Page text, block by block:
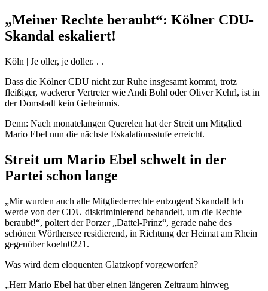
„Meiner Rechte beraubt“: Kölner CDU-
Skandal eskaliert!
Köln | Je oller, je doller. . .
Dass die Kölner CDU nicht zur Ruhe insgesamt kommt, trotz
fleißiger, wackerer Vertreter wie Andi Bohl oder Oliver Kehrl, ist in
der Domstadt kein Geheimnis.
Denn: Nach monatelangen Querelen hat der Streit um Mitglied
Mario Ebel nun die nächste Eskalationsstufe erreicht.
Streit um Mario Ebel schwelt in der
Partei schon lange
„Mir wurden auch alle Mitgliederrechte entzogen! Skandal! Ich
werde von der CDU diskriminierend behandelt, um die Rechte
beraubt!“, poltert der Porzer „Dattel-Prinz“, gerade nahe des
schönen Wörthersee residierend, in Richtung der Heimat am Rhein
gegenüber koeln0221.
Was wird dem eloquenten Glatzkopf vorgeworfen?
„Herr Mario Ebel hat über einen längeren Zeitraum hinweg